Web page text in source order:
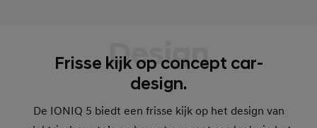
Design
Frisse kijk op concept car-
design.
De IONIQ 5 biedt een frisse kijk op het design van